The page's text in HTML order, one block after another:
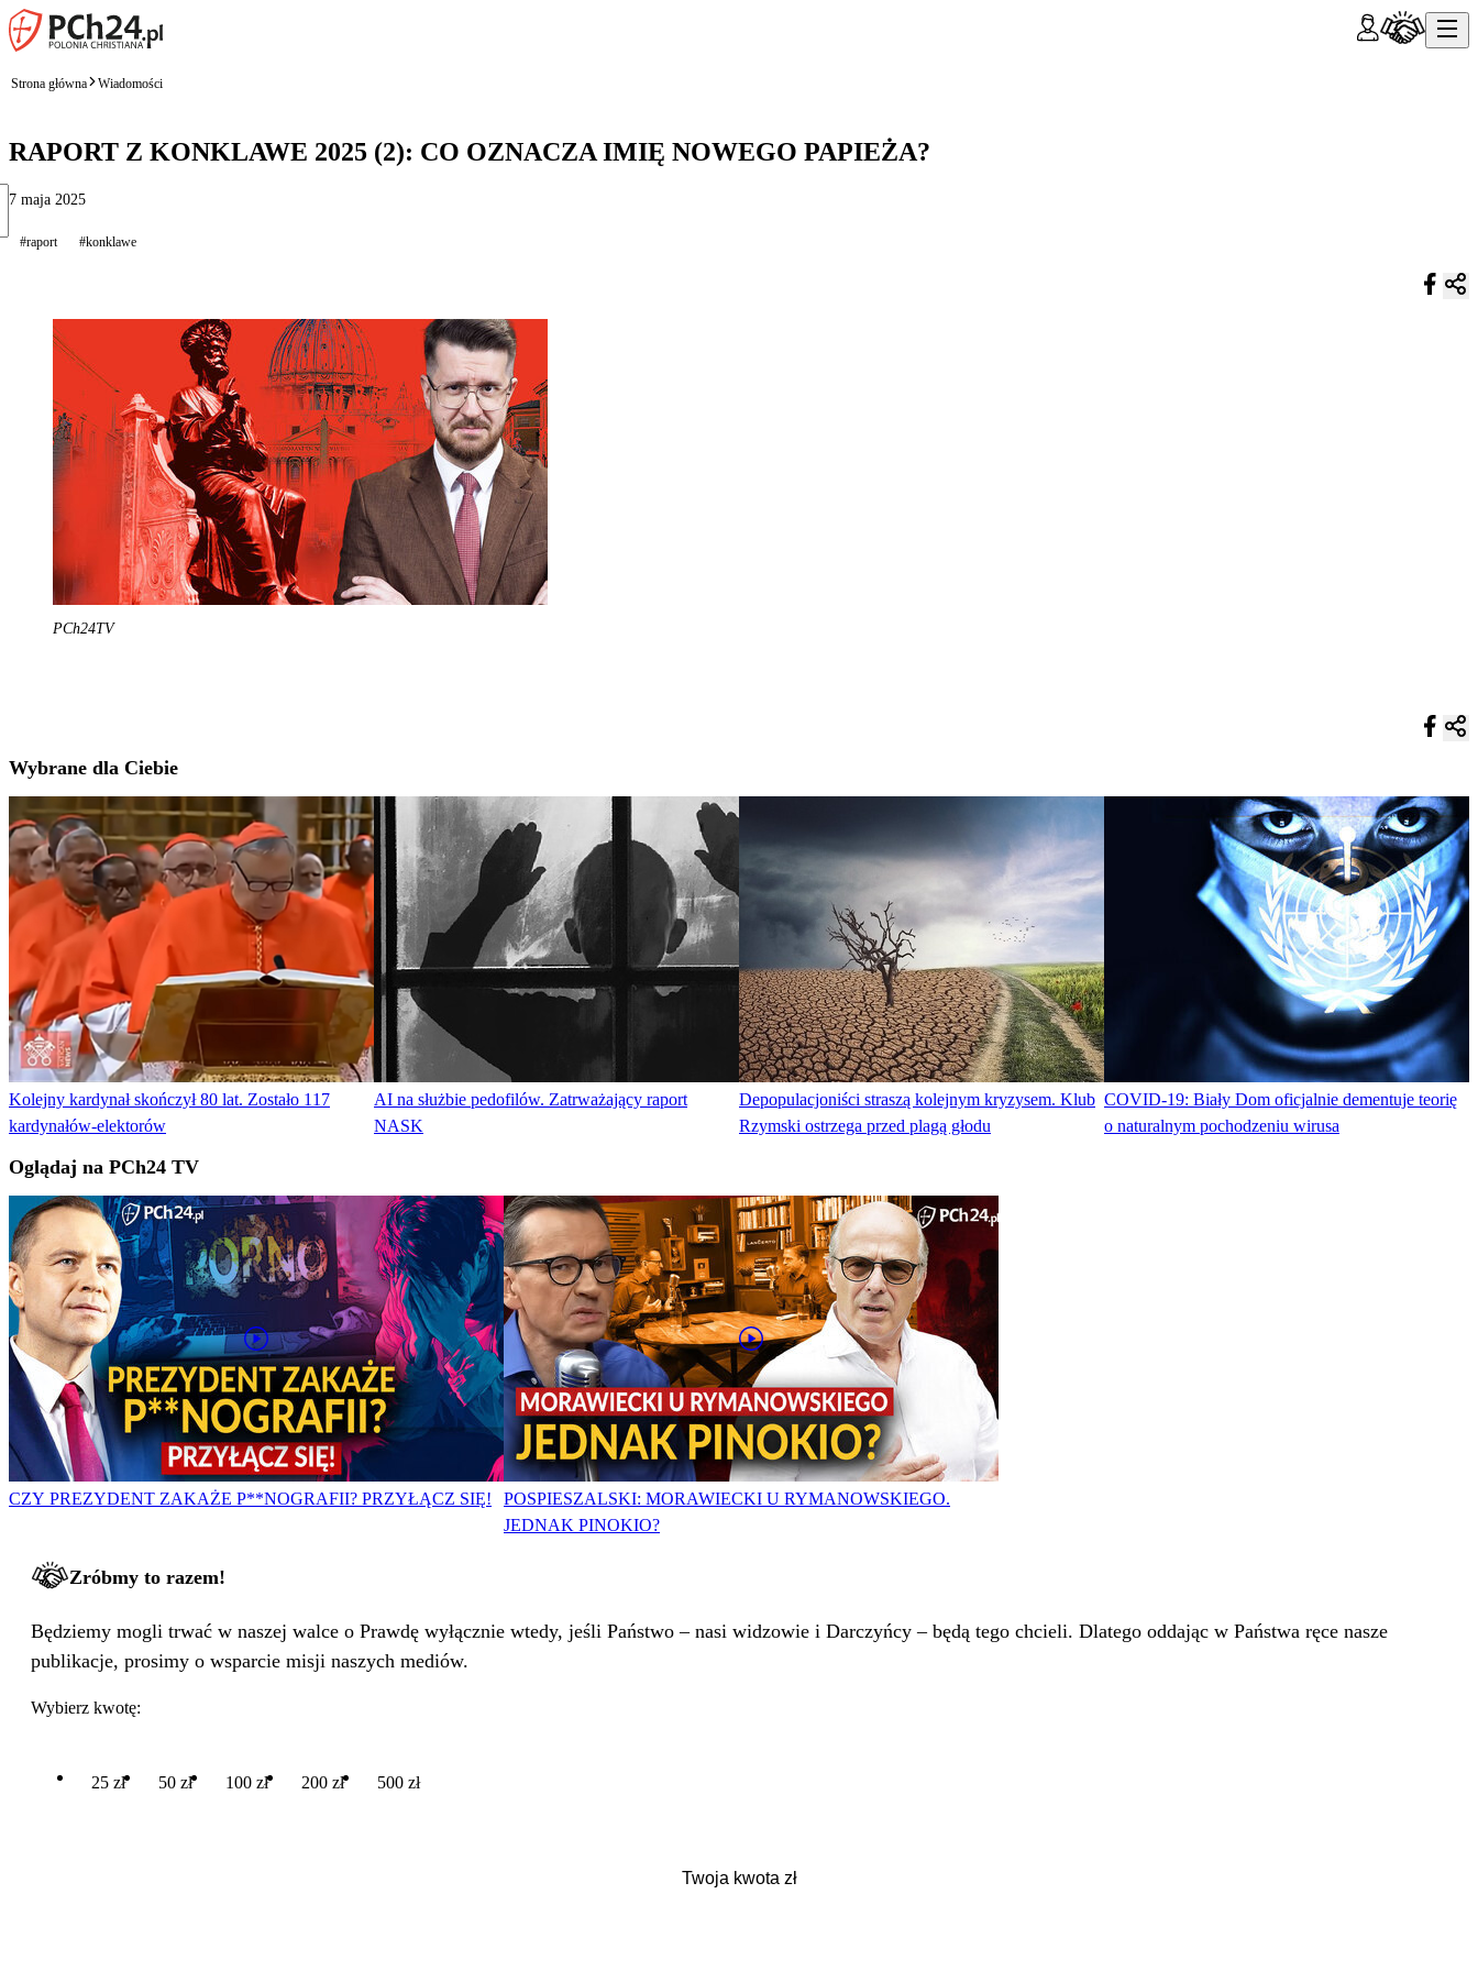
Strona główna Wiadomości
RAPORT Z KONKLAWE 2025 (2): CO OZNACZA IMIĘ NOWEGO PAPIEŻA?
7 maja 2025
#raport #konklawe
PCh24TV
Wybrane dla Ciebie
Kolejny kardynał skończył 80 lat. Zostało 117
kardynałów-elektorów
AI na służbie pedofilów. Zatrważający raport
NASK
Depopulacjoniści straszą kolejnym kryzysem. Klub
Rzymski ostrzega przed plagą głodu
COVID-19: Biały Dom oficjalnie dementuje teorię
o naturalnym pochodzeniu wirusa
Oglądaj na PCh24 TV
CZY PREZYDENT ZAKAŻE P**NOGRAFII? PRZYŁĄCZ SIĘ!
POSPIESZALSKI: MORAWIECKI U RYMANOWSKIEGO.
JEDNAK PINOKIO?
Zróbmy to razem!
Będziemy mogli trwać w naszej walce o Prawdę wyłącznie wtedy, jeśli Państwo – nasi widzowie i Darczyńcy – będą tego chcieli. Dlatego oddając w Państwa ręce nasze
publikacje, prosimy o wsparcie misji naszych mediów.
Wybierz kwotę:
25 zł 50 zł 100 zł 200 zł 500 zł